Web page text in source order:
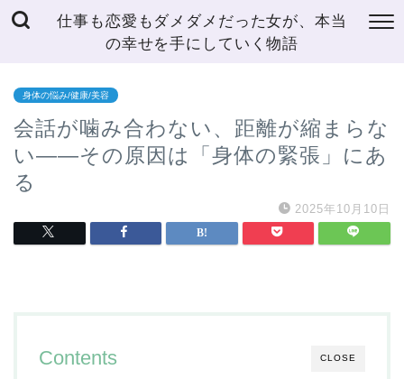
仕事も恋愛もダメダメだった女が、本当
の幸せを手にしていく物語
身体の悩み/健康/美容
会話が噛み合わない、距離が縮まらな
い——その原因は「身体の緊張」にあ
る
2025年10月10日
CLOSE
Contents